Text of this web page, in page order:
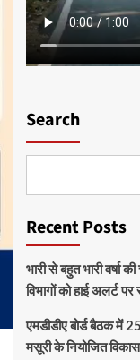
Search
Recent Posts
भारी से बहुत भारी वर्षा
विभागों को हाई अलर्ट
एमडीडीए बोर्ड बैठक में
मसूरी के नियोजित